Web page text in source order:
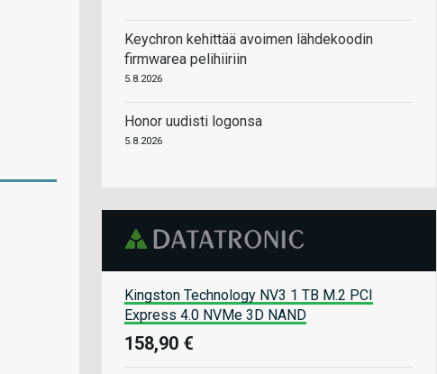
Keychron kehittää avoimen lähdekoodin
firmwarea pelihiiriin
5.8.2026
Honor uudisti logonsa
5.8.2026
Kingston Technology NV3 1 TB M.2 PCI
Express 4.0 NVMe 3D NAND
158,90 €